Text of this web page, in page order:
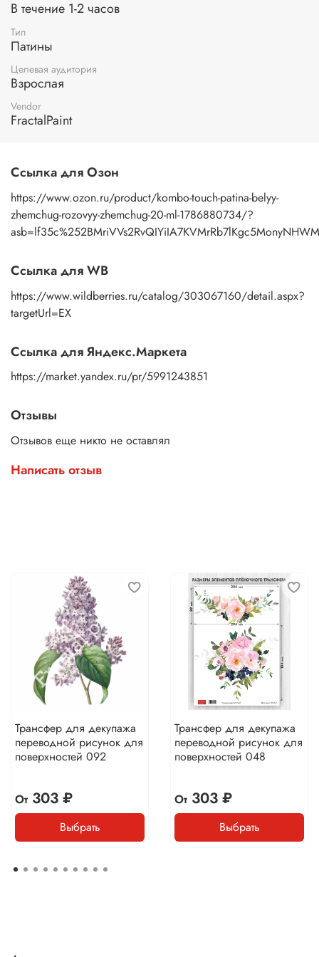
получения более плавных цветовых переходов
используйте губку.
собой и могут наноситься друг на друга.
Высыхание:высыхание одного слоя происходит в
течение 1 часа. После
поверхность становится приятной на ощупь.
требуют финишного закрепления акриловым лаком.
В течение 1-2 часов
Тип
Патины
Целевая аудитория
Взрослая
Vendor
FractalPaint
Ссылка для Озон
https://www.ozon.ru/product/kombo-touch-patina-belyy-
zhemchug-rozovyy-zhemchug-20-ml-1786880734/?
Ссылка для WB
https://www.wildberries.ru/catalog/303067160/detail.aspx?
targetUrl=EX
Ссылка для Яндекс.Маркета
https://market.yandex.ru/pr/5991243851
Отзывы
Отзывов еще никто не оставлял
Написать отзыв
Трансфер для декупажа
переводной рисунок для
поверхностей 092
От303 ₽
Выбрать
Трансфер для декупажа
переводной рисунок для
поверхностей 048
От303 ₽
Выбрать